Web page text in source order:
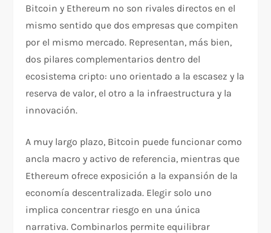
Bitcoin y Ethereum no son rivales directos en el
mismo sentido que dos empresas que compiten
por el mismo mercado. Representan, más bien,
dos pilares complementarios dentro del
ecosistema cripto: uno orientado a la escasez y la
reserva de valor, el otro a la infraestructura y la
innovación.
A muy largo plazo, Bitcoin puede funcionar como
ancla macro y activo de referencia, mientras que
Ethereum ofrece exposición a la expansión de la
economía descentralizada. Elegir solo uno
implica concentrar riesgo en una única
narrativa. Combinarlos permite equilibrar